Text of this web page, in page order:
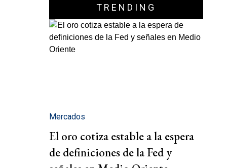
TRENDING
Mercados
El oro cotiza estable a la espera
de definiciones de la Fed y